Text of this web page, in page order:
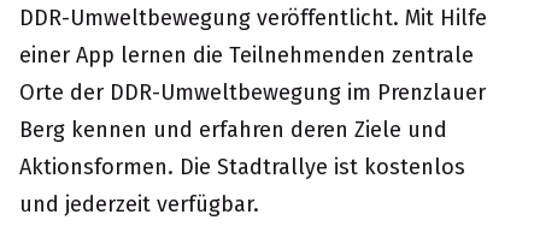
DDR-Umweltbewegung veröffentlicht. Mit Hilfe
einer App lernen die Teilnehmenden zentrale
Orte der DDR-Umweltbewegung im Prenzlauer
Berg kennen und erfahren deren Ziele und
Aktionsformen. Die Stadtrallye ist kostenlos
und jederzeit verfügbar.